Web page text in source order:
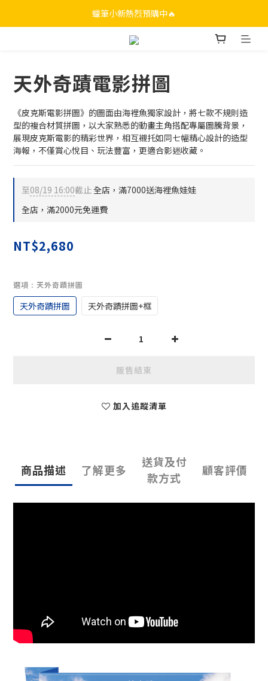
蠟筆小新熱烈預購中🔥
天外奇蹟電影拼圖
《皮克斯電影拼圖》的圖面由海裡魚獨家設計，將七款不規則造
型的複合材質拼圖，以大家熟悉的動畫主角搭配專屬圖騰背景，
展現皮克斯電影的精彩世界，相互襯托如同七幅精心設計的造型
海報，不僅賞心悅目、玩法豐富，更適合影迷收藏。
至08/19 16:00截止全店，滿7000送海裡魚娃娃
全店，滿2000元免運費
NT$2,680
選項 : 天外奇蹟拼圖
天外奇蹟拼圖 天外奇蹟拼圖+框
販售結束
加入追蹤清單
商品描述 了解更多
送貨及付
款方式
顧客評價